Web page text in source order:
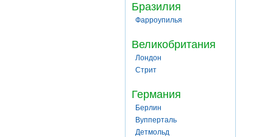
Бразилия
Фарроупилья
Великобритания
Лондон
Стрит
Германия
Берлин
Вупперталь
Детмольд